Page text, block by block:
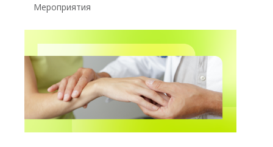
Мероприятия